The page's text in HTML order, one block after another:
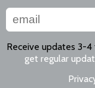
Receive updates 3-
get regular